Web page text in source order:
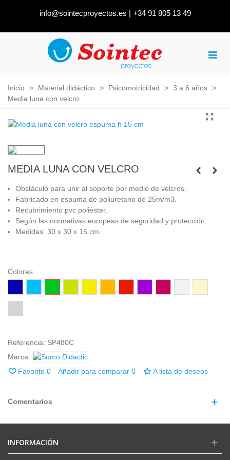
info@sointecproyectos.es | +34 91 805 13 49
Inicio > Material didáctico > Psicomotricidad > 3 a 6 años >
Media luna con velcro
MEDIA LUNA CON VELCRO
Obstáculo para unir al soporte por medio de velcros.
Fabricado en espuma de poliuretano de 25m/m3.
Recubrimiento pvc poliéster.
Según las normativas europeas de seguridad y protección.
Medidas: 30 x 30 x 15 cm.
Colores
Referencia: SP480C
Marca:
Favorito 0 Añadir para comparar 0 A lista de deseos
Comentarios
INFORMACIÓN